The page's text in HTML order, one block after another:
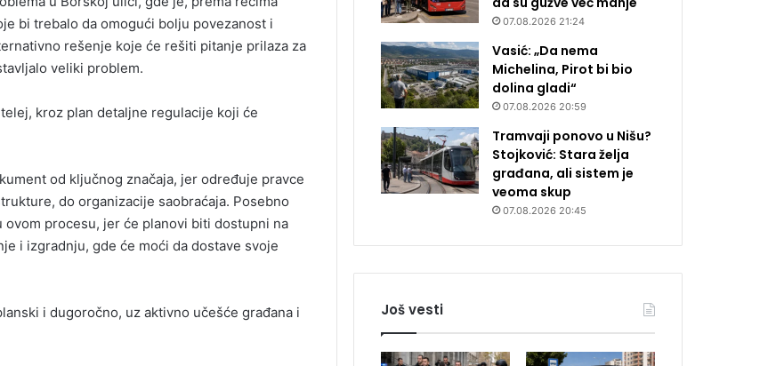
bi trebalo da omogući bolju povezanost i
rešenje koje će rešiti pitanje prilaza za
veliki problem.
kroz plan detaljne regulacije koji će
od ključnog značaja, jer određuje pravce
do organizacije saobraćaja. Posebno
procesu, jer će planovi biti dostupni na
i izgradnju, gde će moći da dostave svoje
i dugoročno, uz aktivno učešće građana i
07.08.2026 21:24
Vasić: „Da nema
Michelina, Pirot bi bio
dolina gladi“
07.08.2026 20:59
Tramvaji ponovo u Nišu?
Stojković: Stara želja
građana, ali sistem je
veoma skup
07.08.2026 20:45
Još vesti